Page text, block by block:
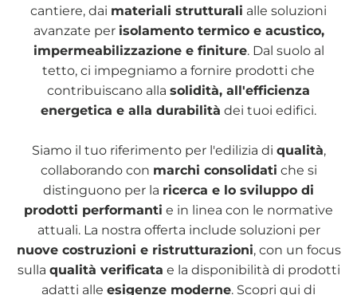
cantiere, dai materiali strutturali alle soluzioni
avanzate per isolamento termico e acustico,
impermeabilizzazione e finiture. Dal suolo al
tetto, ci impegniamo a fornire prodotti che
contribuiscano alla solidità, all'efficienza
energetica e alla durabilità dei tuoi edifici.
Siamo il tuo riferimento per l'edilizia di qualità,
collaborando con marchi consolidati che si
distinguono per la ricerca e lo sviluppo di
prodotti performanti e in linea con le normative
attuali. La nostra offerta include soluzioni per
nuove costruzioni e ristrutturazioni, con un focus
sulla qualità verificata e la disponibilità di prodotti
adatti alle esigenze moderne. Scopri qui di